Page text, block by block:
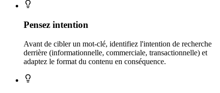
Pensez intention
Avant de cibler un mot-clé, identifiez l'intention de recherche
derrière (informationnelle, commerciale, transactionnelle) et
adaptez le format du contenu en conséquence.